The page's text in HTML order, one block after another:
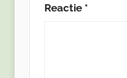
Reactie *